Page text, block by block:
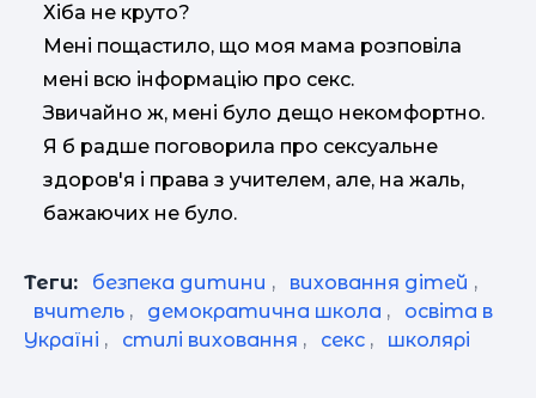
Хіба не круто?
Мені пощастило, що моя мама розповіла
мені всю інформацію про секс.
Звичайно ж, мені було дещо некомфортно.
Я б радше поговорила про сексуальне
здоров'я і права з учителем, але, на жаль,
бажаючих не було.
Теги: безпека дитини , виховання дітей ,
вчитель , демократична школа ,
освіта в
Україні , стилі виховання , секс , школярі